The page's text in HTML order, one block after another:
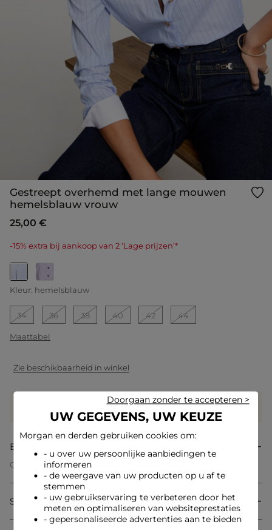
Gestreept overhemd met lange mouwen
hemelsblauw vrouw
25,00 €
-15% extra bij aankoop van 2 ‘Lage prijzen’*
geselecteerd
Kleur: hemelsblauw
34 36 38 40 42 44
Maattabel
Zie beschikbaarheid in winkel
25 hartjes met dit product
Log in of registreer
Beschrijving
Gestreept overhemd met lange mouwen
Rechte pasvorm
Reverskraag
Lange mouwen
Knoopsluiting aan de voorkant
Verticale strepen
Contrasterende accenten aan de halslijn en manchetten
Samenstelling & onderhoud
UW GEGEVENS, UW KEUZE
Morgan en derden gebruiken cookies om:
- u over uw persoonlijke aanbiedingen te
informeren
- de weergave van uw producten op u af te
stemmen
- uw gebruikservaring te verbeteren door het
meten en optimaliseren van websiteprestaties
- gepersonaliseerde advertenties aan te bieden
Doorgaan zonder te accepteren >